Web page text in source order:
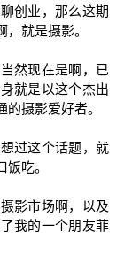
创业，那么这期
就是摄影。
然现在是啊，已
就是以这个杰出
摄影爱好者。
过这个话题，就
吃。
影市场啊，以及
我的一个朋友菲